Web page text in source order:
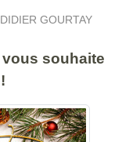
DIDIER GOURTAY
souhaite